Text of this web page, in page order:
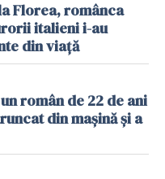
Florea, românca
italieni i-au
din viață
român de 22 de ani
din mașină și a